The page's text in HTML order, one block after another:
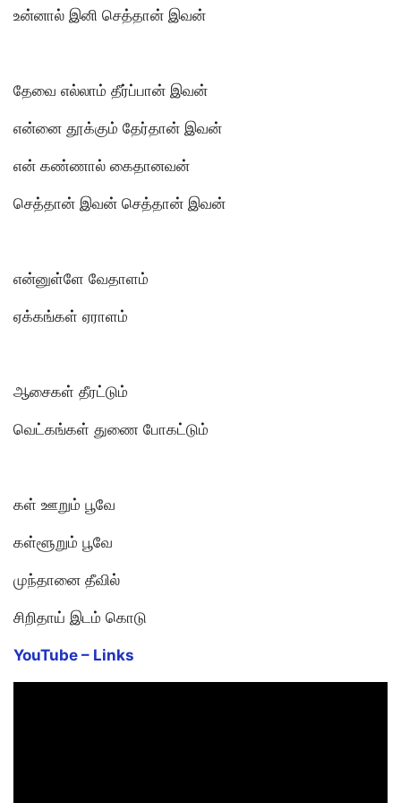
உன்னால் இனி செத்தான் இவன்
தேவை எல்லாம் தீர்ப்பான் இவன்
என்னை தூக்கும் தேர்தான் இவன்
என் கண்ணால் கைதானவன்
செத்தான் இவன் செத்தான் இவன்
என்னுள்ளே வேதாளம்
ஏக்கங்கள் ஏராளம்
ஆசைகள் தீரட்டும்
வெட்கங்கள் துணை போகட்டும்
கள் ஊறும் பூவே
கள்ளூறும் பூவே
முந்தானை தீவில்
சிறிதாய் இடம் கொடு
YouTube – Links